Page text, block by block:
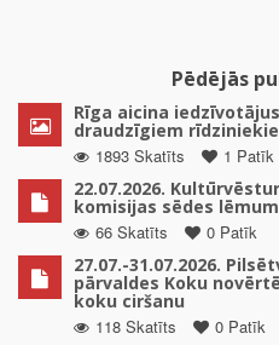
Pēdējās
Rīga aicina
draudzīgiem
1893 Skatīts
1 Patīk
22.07.2026.
komisijas sēdes
66 Skatīts
0 Patīk
27.07.-31.07.2026.
pārvaldes Koku
koku ciršanu
118 Skatīts
0 Patīk